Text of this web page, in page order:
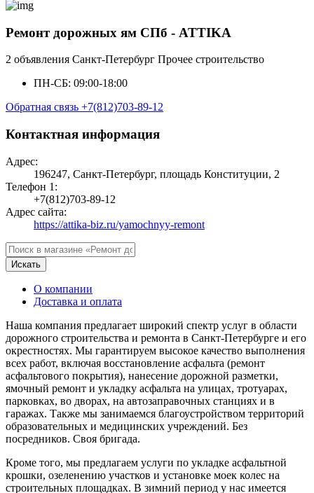
Ремонт дорожных ям СПб - ATTIKA
2 объявления Санкт-Петербург Прочее строительство
ПН-СБ: 09:00-18:00
Обратная связь +7(812)703-89-12
Контактная информация
Адрес:
196247, Санкт-Петербург, площадь Конституции, 2
Телефон 1:
+7(812)703-89-12
Адрес сайта:
https://attika-biz.ru/yamochnyy-remont
Искать
О компании
Доставка и оплата
Наша компания предлагает широкий спектр услуг в области
дорожного строительства и ремонта в Санкт-Петербурге и его
окрестностях. Мы гарантируем высокое качество выполнения
всех работ, включая восстановление асфальта (ремонт
асфальтового покрытия), нанесение дорожной разметки,
ямочный ремонт и укладку асфальта на улицах, тротуарах,
парковках, во дворах, на автозаправочных станциях и в
гаражах. Также мы занимаемся благоустройством территорий
образовательных и медицинских учреждений. Без
посредников. Своя бригада.
Кроме того, мы предлагаем услуги по укладке асфальтной
крошки, озеленению участков и установке моек колес на
строительных площадках. В зимний период у нас имеется